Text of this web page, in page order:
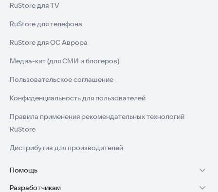
RuStore для TV
RuStore для телефона
RuStore для ОС Аврора
Медиа-кит (для СМИ и блогеров)
Пользовательское соглашение
Конфиденциальность для пользователей
Правила применения рекомендательных технологий
RuStore
Дистрибутив для производителей
Помощь
Установка RuStore на TV
Разработчикам